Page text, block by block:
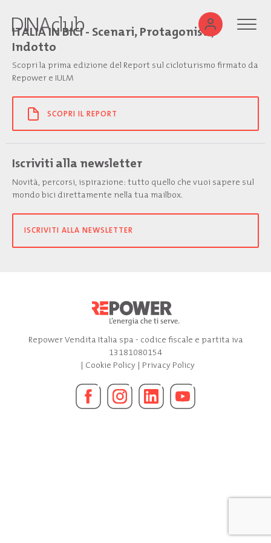
ITALIA IN BICI - Scenari, Protagonisti,
Indotto
Scopri la prima edizione del Report sul cicloturismo firmato da
Repower e IULM
SCOPRI IL REPORT
Iscriviti alla newsletter
Novità, percorsi, ispirazione: tutto quello che vuoi sapere sul
mondo bici direttamente nella tua mailbox.
ISCRIVITI ALLA NEWSLETTER
Repower Vendita Italia spa - codice fiscale e partita iva
13181080154
| Cookie Policy| Privacy Policy